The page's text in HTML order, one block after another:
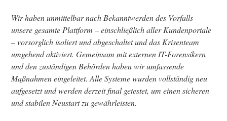
Wir haben unmittelbar nach Bekanntwerden des Vorfalls
unsere gesamte Plattform – einschließlich aller Kundenportale
– vorsorglich isoliert und abgeschaltet und das Krisenteam
umgehend aktiviert. Gemeinsam mit externen IT-Forensikern
und den zuständigen Behörden haben wir umfassende
Maßnahmen eingeleitet. Alle Systeme wurden vollständig neu
aufgesetzt und werden derzeit final getestet, um einen sicheren
und stabilen Neustart zu gewährleisten.